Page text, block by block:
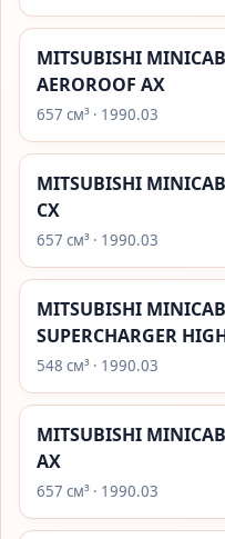
MITSUBISHI
AEROROOF AX
657 см³ · 1990.03
MITSUBISHI
CX
657 см³ · 1990.03
MITSUBISHI
SUPERCHARGER
548 см³ · 1990.03
MITSUBISHI
AX
657 см³ · 1990.03